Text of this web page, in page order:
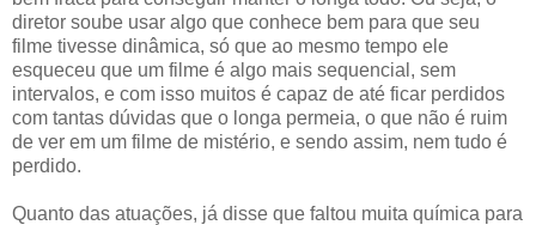
diretor soube usar algo que conhece bem para que seu
filme tivesse dinâmica, só que ao mesmo tempo ele
esqueceu que um filme é algo mais sequencial, sem
intervalos, e com isso muitos é capaz de até ficar perdidos
com tantas dúvidas que o longa permeia, o que não é ruim
de ver em um filme de mistério, e sendo assim, nem tudo é
perdido.
Quanto das atuações, já disse que faltou muita química para